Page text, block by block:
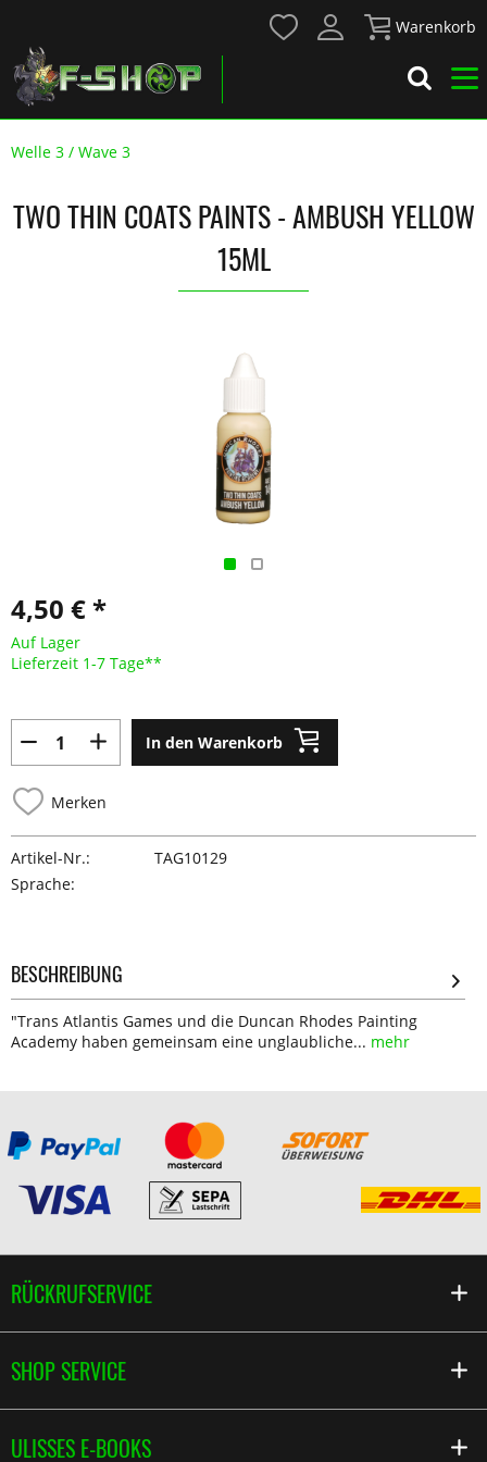
Warenkorb
Welle 3 / Wave 3
TWO THIN COATS PAINTS - AMBUSH YELLOW
15ML
4,50 € *
Auf Lager
Lieferzeit 1-7 Tage**
In den Warenkorb
Merken
Artikel-Nr.:
TAG10129
Sprache:
BESCHREIBUNG
"Trans Atlantis Games und die Duncan Rhodes Painting
Academy haben gemeinsam eine unglaubliche... mehr
RÜCKRUFSERVICE
SHOP SERVICE
ULISSES E-BOOKS